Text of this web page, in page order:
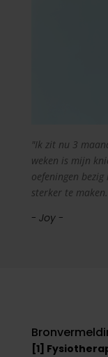
"Ik zit nu 3
weken is mijn
oefeningen
sterker te
- Joy -
[1]